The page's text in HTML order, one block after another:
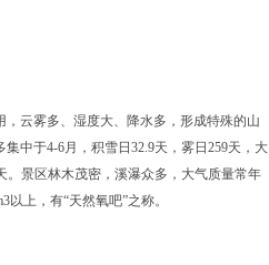
云雾多、湿度大、降水多，形成特殊的山
中于4-6月，积雪日32.9天，雾日259天，大
景区林木茂密，溪瀑众多，大气质量常年
上，有“天然氧吧”之称。